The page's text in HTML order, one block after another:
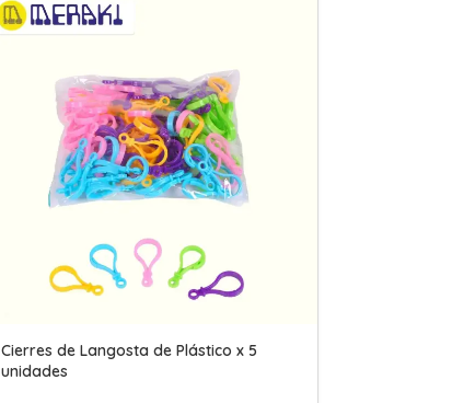
Cierres de Langosta de Plástico x 5
unidades